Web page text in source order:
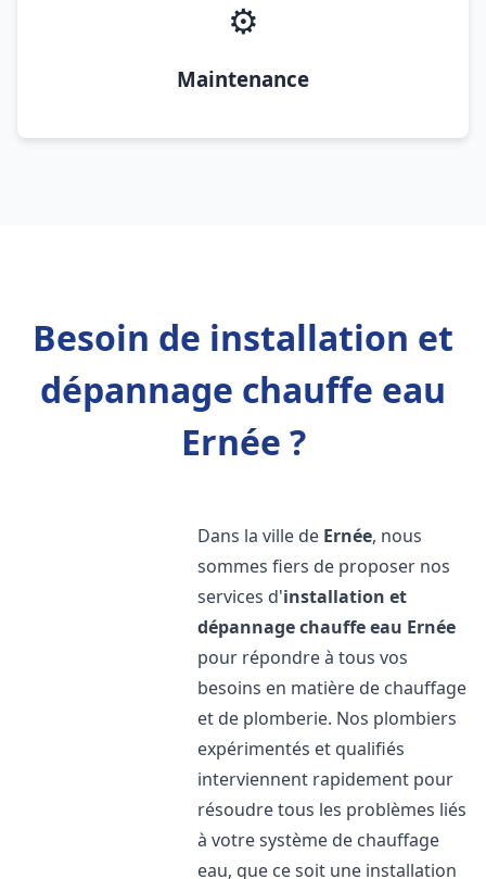
⚙️
Maintenance
Besoin de installation et
dépannage chauffe eau
Ernée ?
Dans la ville de Ernée, nous
sommes fiers de proposer nos
services d'installation et
dépannage chauffe eau Ernée
pour répondre à tous vos
besoins en matière de chauffage
et de plomberie. Nos plombiers
expérimentés et qualifiés
interviennent rapidement pour
résoudre tous les problèmes liés
à votre système de chauffage
eau, que ce soit une installation